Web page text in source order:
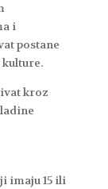
i
postane
kroz
imaju 15 ili